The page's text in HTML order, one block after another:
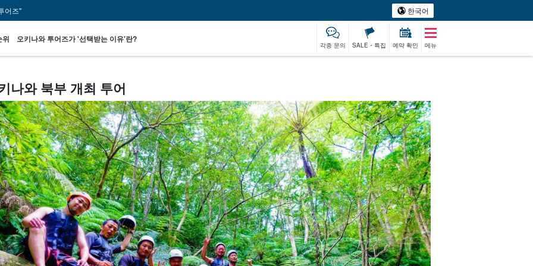
어즈" 한국어
위 오키나와 투어즈가 '선택받는 이유'란?
각종 문의 SALE・특집 예약 확인 메뉴
른 동굴 투어 버스 투어
당일 예약
OK 플랜
주변 외딴섬 명소
에서 찾기
실속 있는 할인 세
트 플랜
고래상어
투어
렌터카
고래
Watching
모노즈쿠리 체험
나와 북부 개최 투어